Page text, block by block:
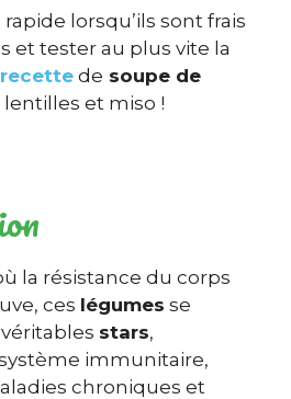
lorsqu’ils sont frais
et tester au plus vite la
recette de soupe de
lentilles et miso !
la résistance du corps
ces légumes se
stars,
immunitaire,
chroniques et